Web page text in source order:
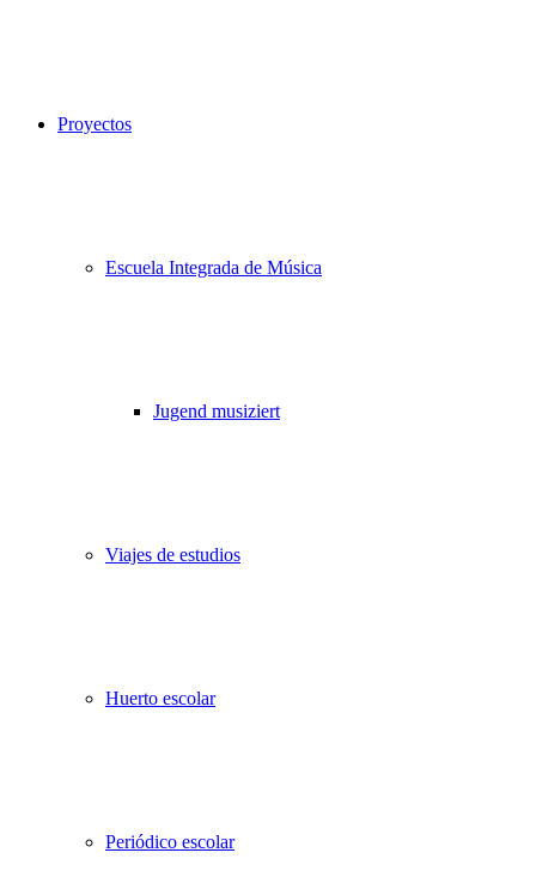
Proyectos
Escuela Integrada de Música
Jugend musiziert
Viajes de estudios
Huerto escolar
Periódico escolar